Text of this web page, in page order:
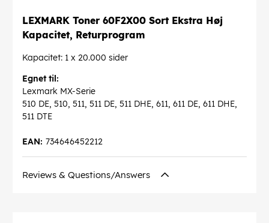
LEXMARK Toner 60F2X00 Sort Ekstra Høj
Kapacitet, Returprogram
Kapacitet: 1 x 20.000 sider
Egnet til:
Lexmark MX-Serie
510 DE, 510, 511, 511 DE, 511 DHE, 611, 611 DE, 611 DHE,
511 DTE
734646452212
EAN:
Reviews & Questions/Answers